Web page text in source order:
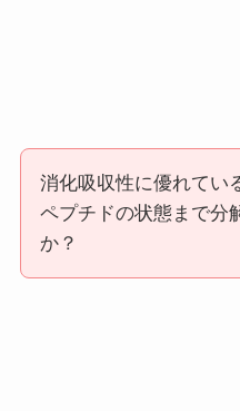
消化吸収性に優れてい
ペプチドの状態まで分
か？